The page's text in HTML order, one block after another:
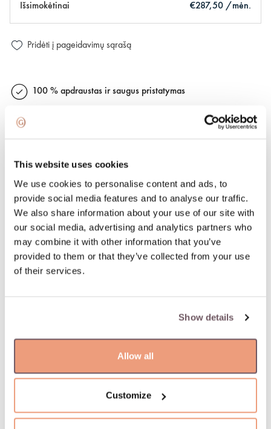
This website uses cookies
We use cookies to personalise content and ads, to
provide social media features and to analyse our traffic.
We also share information about your use of our site with
our social media, advertising and analytics partners who
may combine it with other information that you’ve
provided to them or that they’ve collected from your use
of their services.
Show details
Allow all
Customize
Išsimokėtinai €287,50 /mėn.
Pridėti į pageidavimų sąrašą
100 % apdraustas ir saugus pristatymas
PREKĖS APRAŠYMAS
Medžiaga: Auksas
Akmuo:
- Deimantas (Akmens spalva: G-baltas, Tīrība: VS, Akmens
svoris: 0.070ct)
Kolekcija: Prima
Praba: 750
Akmens spalva: Baltas
Jums gali patikti